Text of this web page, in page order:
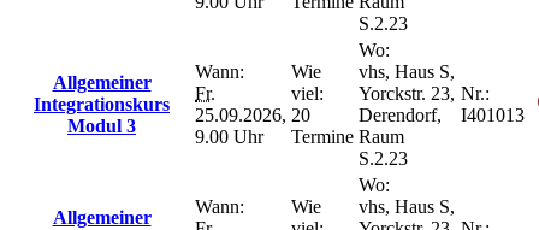
S.2.23
Allgemeiner
Integrationskurs
Modul 3
Wann:
Fr.
25.09.2026,
9.00 Uhr
Wie
viel:
20
Termine
Wo:
vhs, Haus S,
Yorckstr. 23,
Derendorf,
Raum
S.2.23
Nr.:
I401013
Allgemeiner
Wann:
Wie
Wo:
vhs, Haus S,